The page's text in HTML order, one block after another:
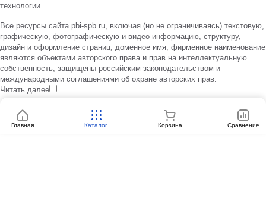
технологии.
Все ресурсы сайта pbi-spb.ru, включая (но не ограничиваясь) текстовую,
графическую, фотографическую и видео информацию, структуру,
дизайн и оформление страниц, доменное имя, фирменное наименование
являются объектами авторского права и прав на интеллектуальную
собственность, защищены российским законодательством и
международными соглашениями об охране авторских прав.
Читать далее
Главная Каталог Корзина Сравнение